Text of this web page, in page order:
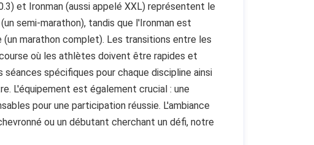
et Ironman (aussi appelé XXL) représentent le
semi-marathon), tandis que l'Ironman est
marathon complet). Les transitions entre les
où les athlètes doivent être rapides et
spécifiques pour chaque discipline ainsi
L'équipement est également crucial : une
pour une participation réussie. L'ambiance
ou un débutant cherchant un défi, notre